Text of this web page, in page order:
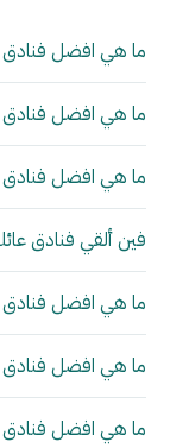
ما هي افضل
ما هي افضل فنادق
ما هي افضل فنادق
فين ألقي فنادق
ما هي افضل فنادق
ما هي افضل فنادق
ما هي افضل فنادق